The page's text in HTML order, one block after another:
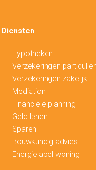
Diensten
Hypotheken
Verzekeringen particulier
Verzekeringen zakelijk
Mediation
Financiële planning
Geld lenen
Sparen
Bouwkundig advies
Energielabel woning